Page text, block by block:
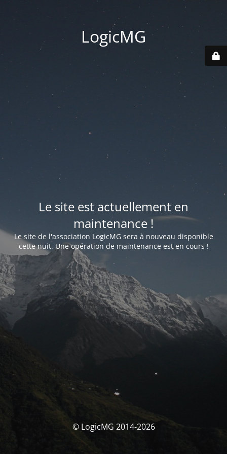
LogicMG
Le site est actuellement en
maintenance !
Le site de l'association LogicMG sera à nouveau disponible
cette nuit. Une opération de maintenance est en cours !
© LogicMG 2014-2026